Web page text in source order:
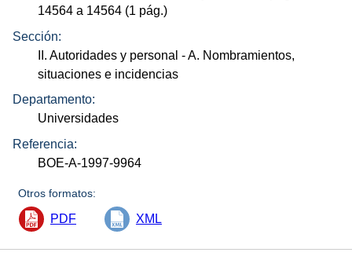
14564 a 14564 (1 pág.)
Sección:
II. Autoridades y personal - A. Nombramientos,
situaciones e incidencias
Departamento:
Universidades
Referencia:
BOE-A-1997-9964
Otros formatos:
PDF XML